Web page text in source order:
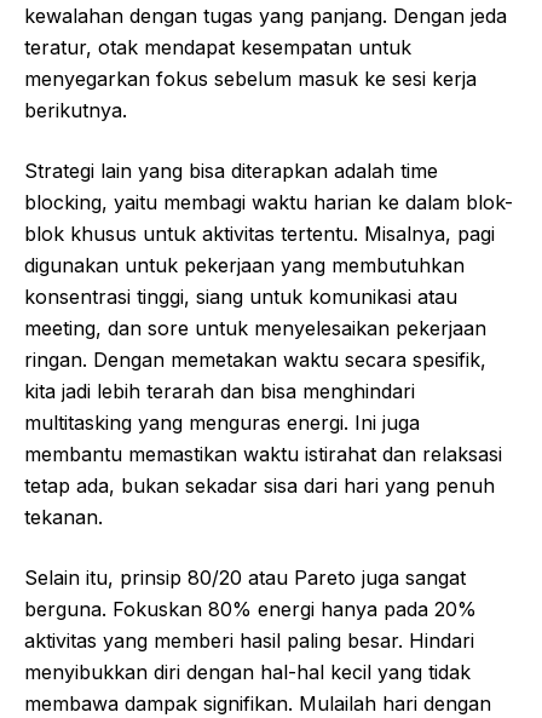
kewalahan dengan tugas yang panjang. Dengan jeda
teratur, otak mendapat kesempatan untuk
menyegarkan fokus sebelum masuk ke sesi kerja
berikutnya.
Strategi lain yang bisa diterapkan adalah time
blocking, yaitu membagi waktu harian ke dalam blok-
blok khusus untuk aktivitas tertentu. Misalnya, pagi
digunakan untuk pekerjaan yang membutuhkan
konsentrasi tinggi, siang untuk komunikasi atau
meeting, dan sore untuk menyelesaikan pekerjaan
ringan. Dengan memetakan waktu secara spesifik,
kita jadi lebih terarah dan bisa menghindari
multitasking yang menguras energi. Ini juga
membantu memastikan waktu istirahat dan relaksasi
tetap ada, bukan sekadar sisa dari hari yang penuh
tekanan.
Selain itu, prinsip 80/20 atau Pareto juga sangat
berguna. Fokuskan 80% energi hanya pada 20%
aktivitas yang memberi hasil paling besar. Hindari
menyibukkan diri dengan hal-hal kecil yang tidak
membawa dampak signifikan. Mulailah hari dengan